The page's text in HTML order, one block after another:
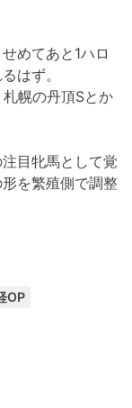
めてあと1ハロ
はず。
幌の丹頂Sとか
目牝馬として覚
を繁殖側で調整
OP